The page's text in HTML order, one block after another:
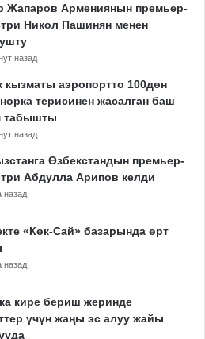
Жапаров Армениянын премьер-
Никол Пашинян менен
назад
кызматы аэропортто 100дөн
терисинен жасалган баш
табышты
назад
Өзбекстандын премьер-
Абдулла Арипов келди
назад
«Көк-Сай» базарында өрт
назад
кире бериш жеринде
үчүн жаңы эс алуу жайы